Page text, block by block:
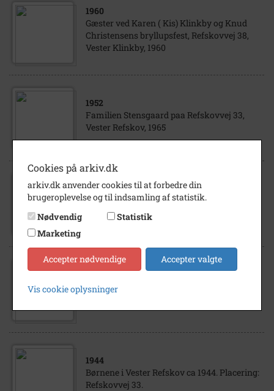
1960
Gæster ved Karen ( Kis) Klinkby og Knud
Christensens bryllupsfest, Refskovvej 38,
Vester Klinkby, 1960
1952
Familien Stensgaard paa Refskovvej 33,
Vester Refskov, 1965
1943
Else Stensgaard karlsen, Refskovvej 33,
Vester Refskov, 1943
1963
Mogensens bryllupsfest 01.06.1963,
1944
Børnene i Vester Refskov ca 1944. Placering:
Refskovvej 33.
Cookies på arkiv.dk
arkiv.dk anvender cookies til at forbedre din
brugeroplevelse og til indsamling af statistik.
Nødvendig
Statistik
Marketing
Accepter nødvendige Accepter valgte
Vis cookie oplysninger